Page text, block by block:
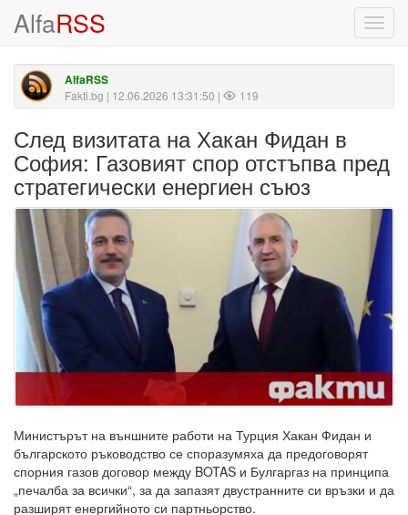
AlfaRSS
AlfaRSS
Fakti.bg | 12.06.2026 13:31:50 | 119
След визитата на Хакан Фидан в
София: Газовият спор отстъпва пред
стратегически енергиен съюз
Министърът на външните работи на Турция Хакан Фидан и
българското ръководство се споразумяха да предоговорят
спорния газов договор между BOTAS и Булгаргаз на принципа
„печалба за всички“, за да запазят двустранните си връзки и да
разширят енергийното си партньорство.